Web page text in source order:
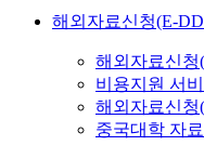
해외자료신청(E-
해외자료신청
비용지원 서
해외자료신청
중국대학 자